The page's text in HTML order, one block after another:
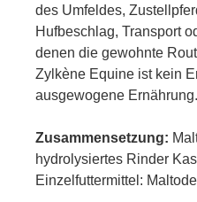
des Umfeldes,
Hufbeschlag, Transport
denen die gewohnte
Zylkène Equine ist kein
ausgewogene Ernährung.
Zusammensetzung:
hydrolysiertes Rinder
Einzelfuttermittel: